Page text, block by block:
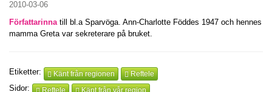
2010-03-06
Författarinnatill bl.a Sparvöga. Ann-Charlotte Föddes 1947 och hennes
mamma Greta var sekreterare på bruket.
Etiketter: Känt från regionen Reftele
Sidor: Reftele Känt från vår region